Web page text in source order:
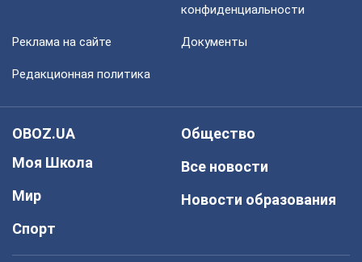
конфиденциальности
Реклама на сайте Документы
Редакционная политика
OBOZ.UA
Моя Школа
Мир
Спорт
Общество
Все новости
Новости образования